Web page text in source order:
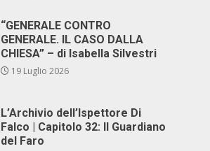
“GENERALE CONTRO
GENERALE. IL CASO DALLA
CHIESA” – di Isabella Silvestri
19 Luglio 2026
L’Archivio dell’Ispettore Di
Falco | Capitolo 32: Il Guardiano
del Faro